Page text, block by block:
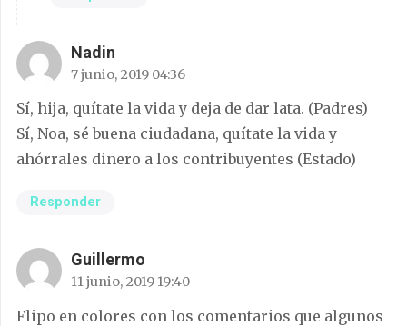
Nadin
7 junio, 2019 04:36
Sí, hija, quítate la vida y deja de dar lata. (Padres)
Sí, Noa, sé buena ciudadana, quítate la vida y
ahórrales dinero a los contribuyentes (Estado)
Responder
Guillermo
11 junio, 2019 19:40
Flipo en colores con los comentarios que algunos